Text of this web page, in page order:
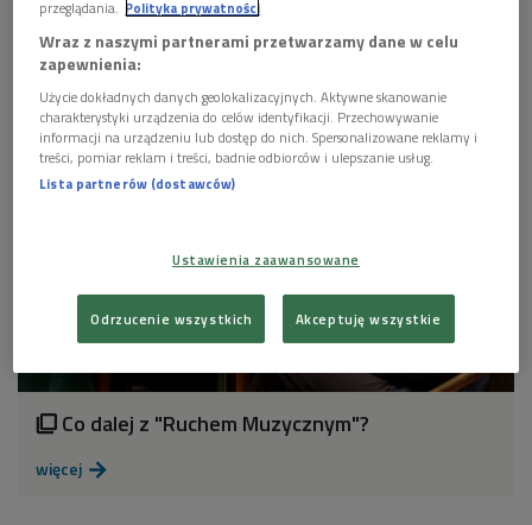
okładka listopadowego "Ruchu Muzycznego"
GALERIA
 Co dalej z "Ruchem Muzycznym"?
więcej 
przeglądania. Polityka prywatności
Wraz z naszymi partnerami przetwarzamy dane w celu
zapewnienia:
Użycie dokładnych danych geolokalizacyjnych. Aktywne skanowanie
charakterystyki urządzenia do celów identyfikacji. Przechowywanie
informacji na urządzeniu lub dostęp do nich. Spersonalizowane reklamy i
treści, pomiar reklam i treści, badnie odbiorców i ulepszanie usług.
Lista partnerów (dostawców)
Ustawienia zaawansowane
Odrzucenie wszystkich Akceptuję wszystkie